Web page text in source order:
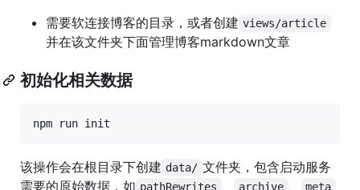
需要软连接博客的目录，或者创建 views/article
并在该文件夹下面管理博客markdown文章
初始化相关数据
该操作会在根目录下创建 data/ 文件夹，包含启动服务
需要的原始数据，如 pathRewrites archive meta